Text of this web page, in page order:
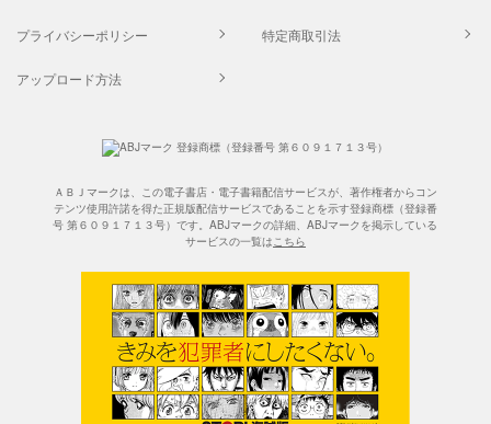
プライバシーポリシー 特定商取引法
アップロード方法
ＡＢＪマークは、この電子書店・電子書籍配信サービスが、著作権者からコン
テンツ使用許諾を得た正規版配信サービスであることを示す登録商標（登録番
号 第６０９１７１３号）です。ABJマークの詳細、ABJマークを掲示している
サービスの一覧はこちら